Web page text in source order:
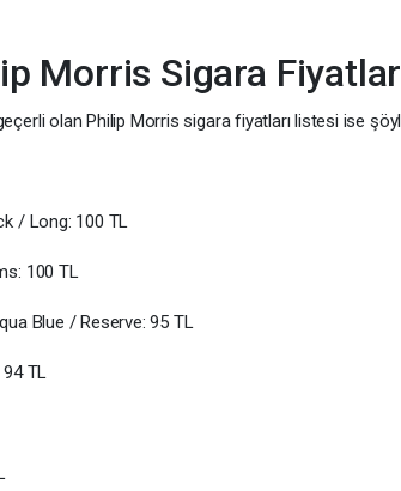
Morris Sigara
olan Philip Morris sigara fiyatları listesi ise
/ Long: 100 TL
100 TL
Blue / Reserve: 95 TL
94 TL